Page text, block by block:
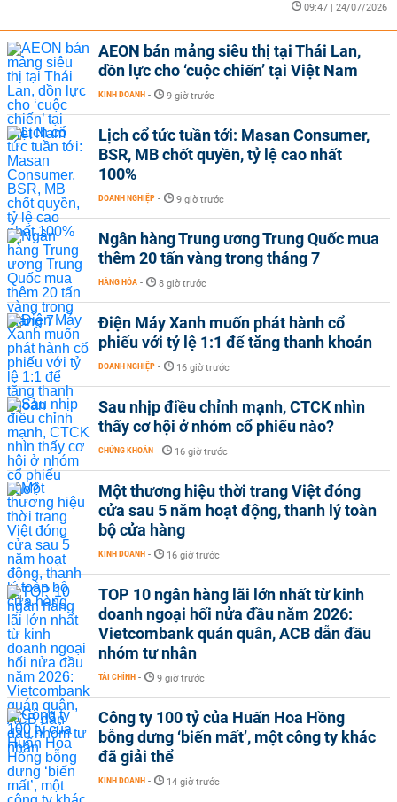
09:47 | 24/07/2026
AEON bán mảng siêu thị tại Thái Lan,
dồn lực cho ‘cuộc chiến’ tại Việt Nam
KINH DOANH - 9 giờ trước
Lịch cổ tức tuần tới: Masan Consumer,
BSR, MB chốt quyền, tỷ lệ cao nhất
100%
DOANH NGHIỆP - 9 giờ trước
Ngân hàng Trung ương Trung Quốc mua
thêm 20 tấn vàng trong tháng 7
HÀNG HÓA - 8 giờ trước
Điện Máy Xanh muốn phát hành cổ
phiếu với tỷ lệ 1:1 để tăng thanh khoản
DOANH NGHIỆP - 16 giờ trước
Sau nhịp điều chỉnh mạnh, CTCK nhìn
thấy cơ hội ở nhóm cổ phiếu nào?
CHỨNG KHOÁN - 16 giờ trước
Một thương hiệu thời trang Việt đóng
cửa sau 5 năm hoạt động, thanh lý toàn
bộ cửa hàng
KINH DOANH - 16 giờ trước
TOP 10 ngân hàng lãi lớn nhất từ kinh
doanh ngoại hối nửa đầu năm 2026:
Vietcombank quán quân, ACB dẫn đầu
nhóm tư nhân
TÀI CHÍNH - 9 giờ trước
Công ty 100 tỷ của Huấn Hoa Hồng
bỗng dưng ‘biến mất’, một công ty khác
đã giải thể
KINH DOANH - 14 giờ trước